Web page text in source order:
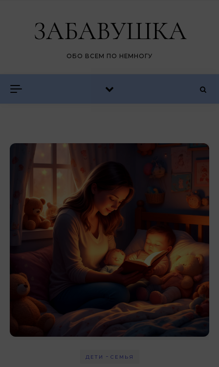
ЗАБАВУШКА
ОБО ВСЕМ ПО НЕМНОГУ
ДЕТИ - СЕМЬЯ